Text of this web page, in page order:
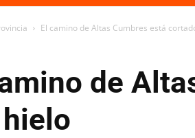
El camino de Altas Cumbres está
de